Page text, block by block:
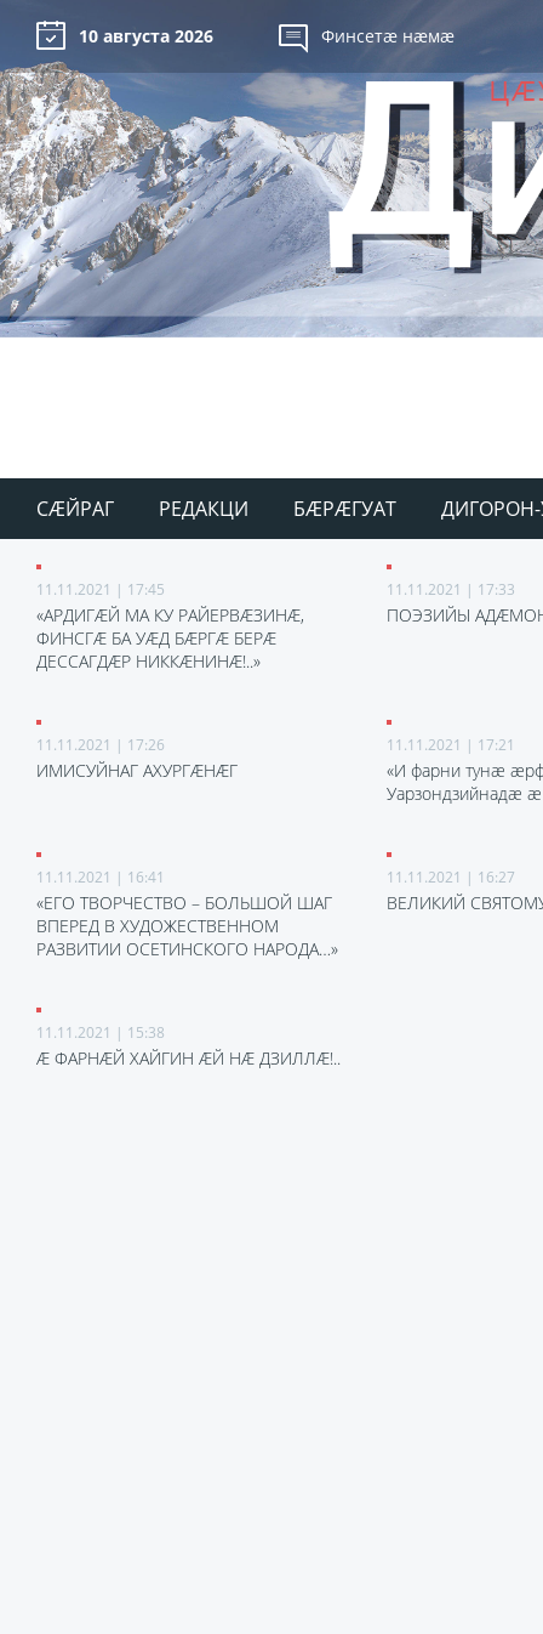
10 августа 2026 Финсетæ нæмæ
СÆЙРАГ РЕДАКЦИ БÆРÆГУАТ ДИГОРОН-
11.11.2021 | 17:45
«АРДИГӔЙ МА КУ РАЙЕРВӔЗИНӔ,
ФИНСГӔ БА УӔД БӔРГӔ БЕРӔ
ДЕССАГДӔР НИККӔНИНӔ!..»
11.11.2021 | 17:33
ПОЭЗИЙЫ
11.11.2021 | 17:26
ИМИСУЙНАГ АХУРГӔНӔГ
11.11.2021 | 17:21
«И фарни тунӕ
Уарзондзийнадӕ
11.11.2021 | 16:41
«ЕГО ТВОРЧЕСТВО – БОЛЬШОЙ ШАГ
ВПЕРЕД В ХУДОЖЕСТВЕННОМ
РАЗВИТИИ ОСЕТИНСКОГО НАРОДА…»
11.11.2021 | 16:27
ВЕЛИКИЙ
11.11.2021 | 15:38
Ӕ ФАРНӔЙ ХАЙГИН ӔЙ НӔ ДЗИЛЛӔ!..